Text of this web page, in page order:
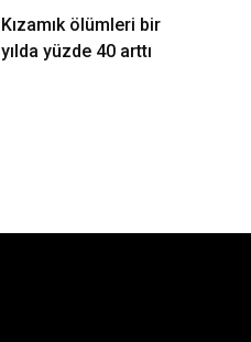
Kızamık ölümleri bir
yılda yüzde 40 arttı